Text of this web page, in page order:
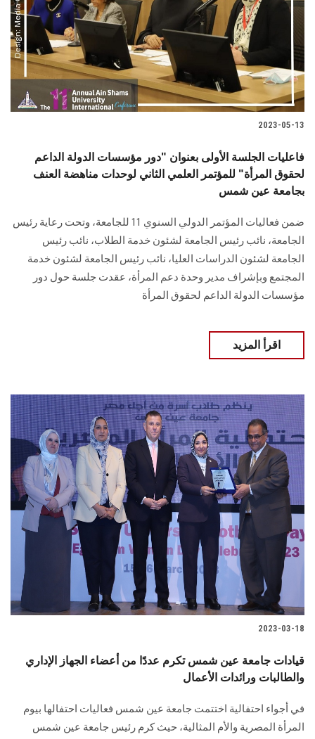
2023-05-13
فاعليات الجلسة الأولى بعنوان "دور مؤسسات الدولة الداعم
لحقوق المرأة" للمؤتمر العلمي الثاني لوحدات مناهضة العنف
بجامعة عين شمس
ضمن فعاليات المؤتمر الدولي السنوي 11 للجامعة، وتحت رعاية رئيس
الجامعة، نائب رئيس الجامعة لشئون خدمة الطلاب، نائب رئيس
الجامعة لشئون الدراسات العليا، نائب رئيس الجامعة لشئون خدمة
المجتمع وبإشراف مدير وحدة دعم المرأة، عقدت جلسة حول دور
مؤسسات الدولة الداعم لحقوق المرأة
اقرأ المزيد
2023-03-18
قيادات جامعة عين شمس تكرم عددًا من أعضاء الجهاز الإداري
والطالبات ورائدات الأعمال
في أجواء احتفالية اختتمت جامعة عين شمس فعاليات احتفالها بيوم
المرأة المصرية والأم المثالية، حيث كرم رئيس جامعة عين شمس